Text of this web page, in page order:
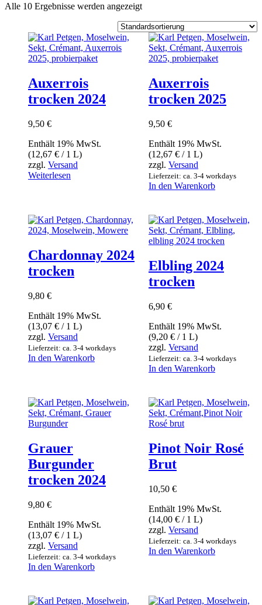
Alle 10 Ergebnisse werden angezeigt
Auxerrois
trocken 2024
9,50 €
Enthält 19% MwSt.
(12,67 € / 1 L)
zzgl. Versand
Weiterlesen
Auxerrois
trocken 2025
9,50 €
Enthält 19% MwSt.
(12,67 € / 1 L)
zzgl. Versand
Lieferzeit: ca. 3-4 workdays
In den Warenkorb
Chardonnay 2024
trocken
9,80 €
Enthält 19% MwSt.
(13,07 € / 1 L)
zzgl. Versand
Lieferzeit: ca. 3-4 workdays
In den Warenkorb
Elbling 2024
trocken
6,90 €
Enthält 19% MwSt.
(9,20 € / 1 L)
zzgl. Versand
Lieferzeit: ca. 3-4 workdays
In den Warenkorb
Grauer
Burgunder
trocken 2024
9,80 €
Enthält 19% MwSt.
(13,07 € / 1 L)
zzgl. Versand
Lieferzeit: ca. 3-4 workdays
In den Warenkorb
Pinot Noir Rosé
Brut
10,50 €
Enthält 19% MwSt.
(14,00 € / 1 L)
zzgl. Versand
Lieferzeit: ca. 3-4 workdays
In den Warenkorb